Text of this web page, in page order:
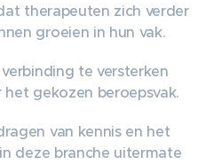
therapeuten zich verder
groeien in hun vak.
te versterken
gekozen beroepsvak.
van kennis en het
deze branche uitermate